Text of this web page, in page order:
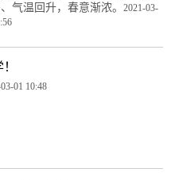
气温回升，春意渐浓。 2021-03-
01 10:48